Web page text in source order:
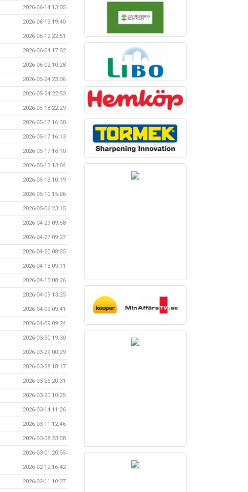
2026-06-14 13:05
2026-06-13 19:40
2026-06-12 22:51
2026-06-04 17:02
2026-06-02 10:28
2026-05-24 23:06
2026-05-24 22:53
2026-05-18 22:29
2026-05-17 16:30
2026-05-17 16:13
2026-05-17 16:10
2026-05-13 13:04
2026-05-13 10:19
2026-05-10 15:06
2026-05-06 23:15
2026-04-29 09:58
2026-04-27 09:27
2026-04-20 08:25
2026-04-13 09:11
2026-04-13 08:26
2026-04-09 13:25
2026-04-09 09:41
2026-04-09 09:24
2026-03-30 19:30
2026-03-29 00:29
2026-03-28 18:17
2026-03-26 20:31
2026-03-20 10:25
2026-03-14 11:26
2026-03-11 12:46
2026-03-08 23:58
2026-03-01 20:55
2026-02-12 16:42
2026-02-11 10:27